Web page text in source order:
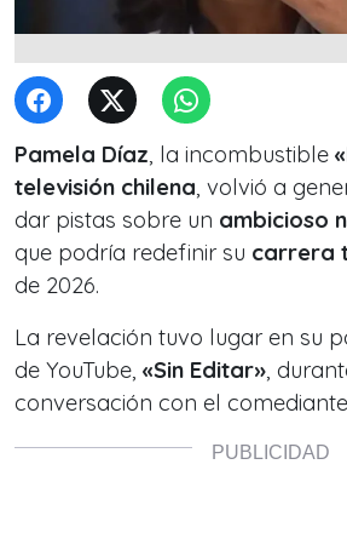
Pamela Díaz, la incombustible
televisión chilena, volvió a
dar pistas sobre un ambicioso
que podría redefinir su carrera
de 2026.
La revelación tuvo lugar en su
de YouTube, «Sin Editar»,
conversación con el comediante